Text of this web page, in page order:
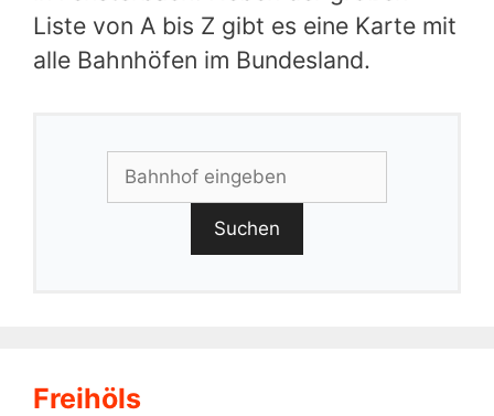
Liste von A bis Z gibt es eine Karte mit
alle Bahnhöfen im Bundesland.
Suchen
Freihöls